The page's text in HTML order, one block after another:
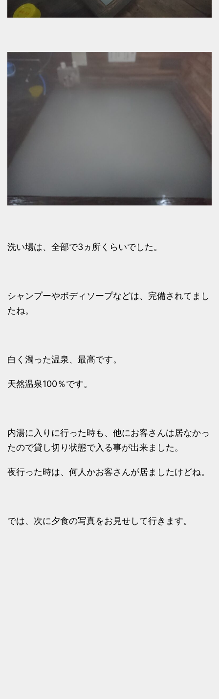
洗い場は、全部で3ヵ所くらいでした。
シャンプーやボディソープなどは、完備されてまし
たね。
白く濁った温泉、最高です。
天然温泉100％です。
内湯に入りに行った時も、他にお客さんは居なかっ
たので貸し切り状態で入る事が出来ました。
夜行った時は、何人かお客さんが居ましたけどね。
では、次に夕食の写真をお見せして行きます。